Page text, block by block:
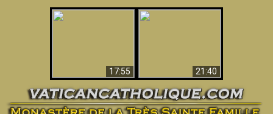
17:55
21:40